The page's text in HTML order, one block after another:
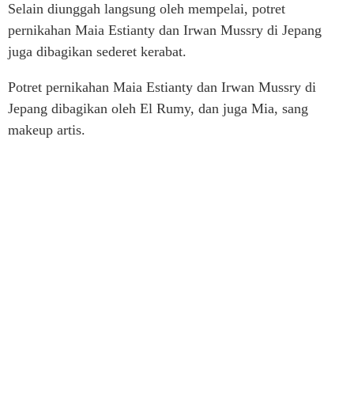
Selain diunggah langsung oleh mempelai, potret
pernikahan Maia Estianty dan Irwan Mussry di Jepang
juga dibagikan sederet kerabat.
Potret pernikahan Maia Estianty dan Irwan Mussry di
Jepang dibagikan oleh El Rumy, dan juga Mia, sang
makeup artis.